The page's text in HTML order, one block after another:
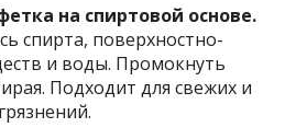
на спиртовой основе.
спирта, поверхностно-
и воды. Промокнуть
Подходит для свежих и